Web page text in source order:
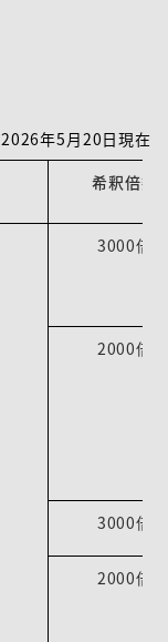
2026年5月20日現在
希釈倍数
3000倍
2000倍
3000倍
2000倍